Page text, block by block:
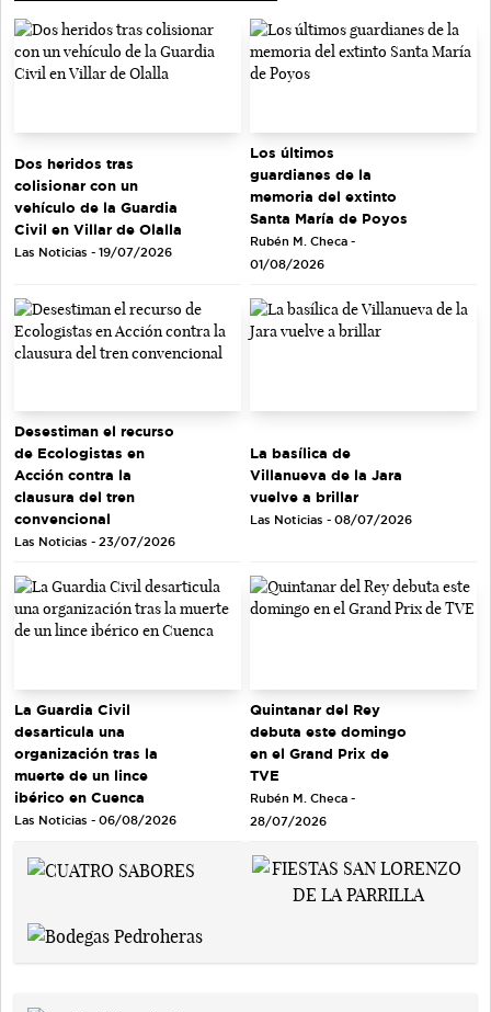
Dos heridos tras
colisionar con un
vehículo de la Guardia
Civil en Villar de Olalla
Las Noticias - 19/07/2026
Los últimos
guardianes de la
memoria del extinto
Santa María de Poyos
Rubén M. Checa -
01/08/2026
Desestiman el recurso
de Ecologistas en
Acción contra la
clausura del tren
convencional
Las Noticias - 23/07/2026
La basílica de
Villanueva de la Jara
vuelve a brillar
Las Noticias - 08/07/2026
La Guardia Civil
desarticula una
organización tras la
muerte de un lince
ibérico en Cuenca
Las Noticias - 06/08/2026
Quintanar del Rey
debuta este domingo
en el Grand Prix de
TVE
Rubén M. Checa -
28/07/2026